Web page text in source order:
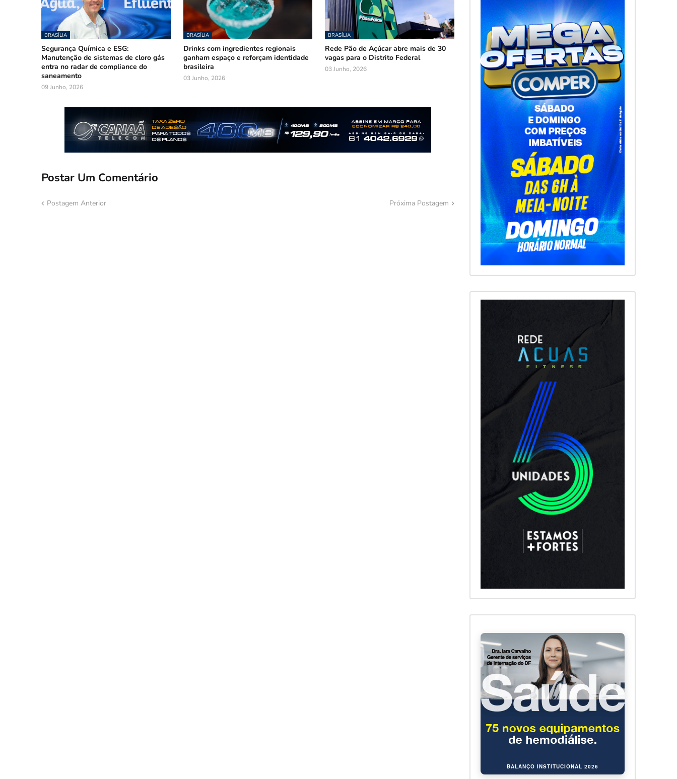
BRASÍLIA
Segurança Química e ESG:
Manutenção de sistemas de cloro gás
entra no radar de compliance do
saneamento
09 Junho, 2026
BRASÍLIA
Drinks com ingredientes regionais
ganham espaço e reforçam identidade
brasileira
03 Junho, 2026
BRASÍLIA
Rede Pão de Açúcar abre mais de 30
vagas para o Distrito Federal
03 Junho, 2026
Postar Um Comentário
Postagem Anterior Próxima Postagem
BALANÇO INSTITUCIONAL 2026